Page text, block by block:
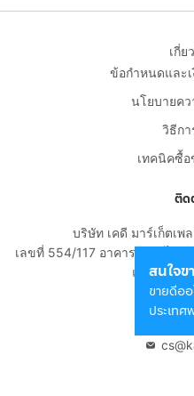
สนใจข
ขายดีอ
ประเท
เกี่ย
ข้อกำหนดและ
นโยบายค
วิธีก
เทคนิคซื้
ติด
บริษัท เคดี มาร์เก็ตเ
เลขที่ 554/117 อาคารสกายไน
แขวงดินแด
กรุงเทพม